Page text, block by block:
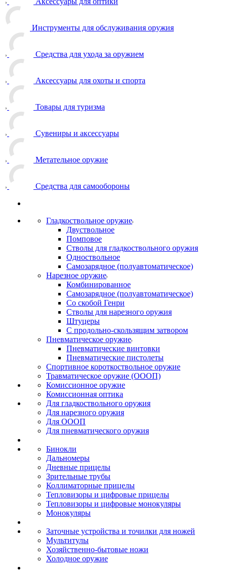
Инструменты для обслуживания оружия
Средства для ухода за оружием
Аксессуары для охоты и спорта
Товары для туризма
Сувениры и аксессуары
Метательное оружие
Средства для самообороны
Гладкоствольное оружие
Двуствольное
Помповое
Стволы для гладкоствольного оружия
Одноствольное
Самозарядное (полуавтоматическое)
Нарезное оружие
Комбинированное
Самозарядное (полуавтоматическое)
Со скобой Генри
Стволы для нарезного оружия
Штуцеры
С продольно-скользящим затвором
Пневматическое оружие
Пневматические винтовки
Пневматические пистолеты
Спортивное короткоствольное оружие
Травматическое оружие (ОООП)
Комиссионное оружие
Комиссионная оптика
Для гладкоствольного оружия
Для нарезного оружия
Для ОООП
Для пневматического оружия
Бинокли
Дальномеры
Дневные прицелы
Зрительные трубы
Коллиматорные прицелы
Тепловизоры и цифровые прицелы
Тепловизоры и цифровые монокуляры
Монокуляры
Заточные устройства и точилки для ножей
Мультитулы
Хозяйственно-бытовые ножи
Холодное оружие